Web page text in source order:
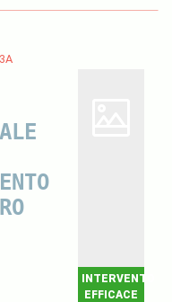
INTERVENTO
EFFICACE